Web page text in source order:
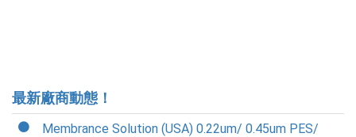
最新廠商動態！
Membrance Solution (USA) 0.22um/ 0.45um PES/